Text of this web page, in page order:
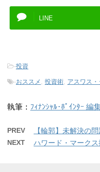
LINE
-投資
-おススメ , 投資術, アスワス
執筆： ﾌｨﾅﾝｼｬﾙ･ﾎﾟｲﾝﾀｰ 編
PREV 【輪郭】未解決の
NEXT ハワード・マーク